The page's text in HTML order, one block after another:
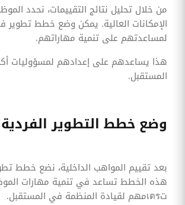
من خلال تحليل نتائج التقييمات، نحدد
الإمكانات العالية. يمكن وضع خطط تطوير
لمساعدتهم على تنمية مهاراتهم.
هذا يساعدهم على إعدادهم لمسؤوليات
المستقبل.
وضع خطط التطوير الفردية
بعد تقييم المواهب الداخلية، نضع خطط
هذه الخطط تساعد في تنمية مهارات
تเตรمهم لقيادة المنظمة في المستقبل.